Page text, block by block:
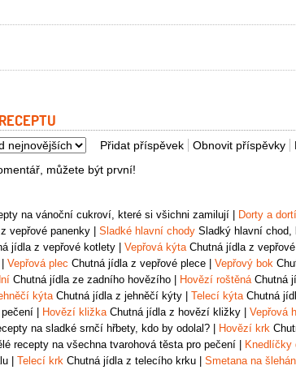
Obnovit příspěvky
Přidat příspěvek
můžete být první!
na vánoční cukroví, které si všichni zamilují Dorty a
vepřové panenky Sladké hlavní chody Sladký hlavní chod,
jídla z vepřové kotlety Vepřová kýtaChutná jídla z
Vepřová plec Chutná jídla z vepřové plece Vepřový bok
Chutná jídla ze zadního hovězího Hovězí roštěnáChutná
kýtaChutná jídla z jehněčí kýty Telecí kýtaChutná
pečení
Hovězí kližkaChutná jídla z hovězí kližky Vepřová
na sladké srnčí hřbety, kdo by odolal? Hovězí krk
recepty na všechna tvarohová těsta pro pečení Knedlíčky
Telecí krk Chutná jídla z telecího krku Smetana na